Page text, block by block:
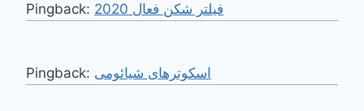
Pingback: فیلتر شکن فعال 2020
Pingback: اسکوترهای شیائومی